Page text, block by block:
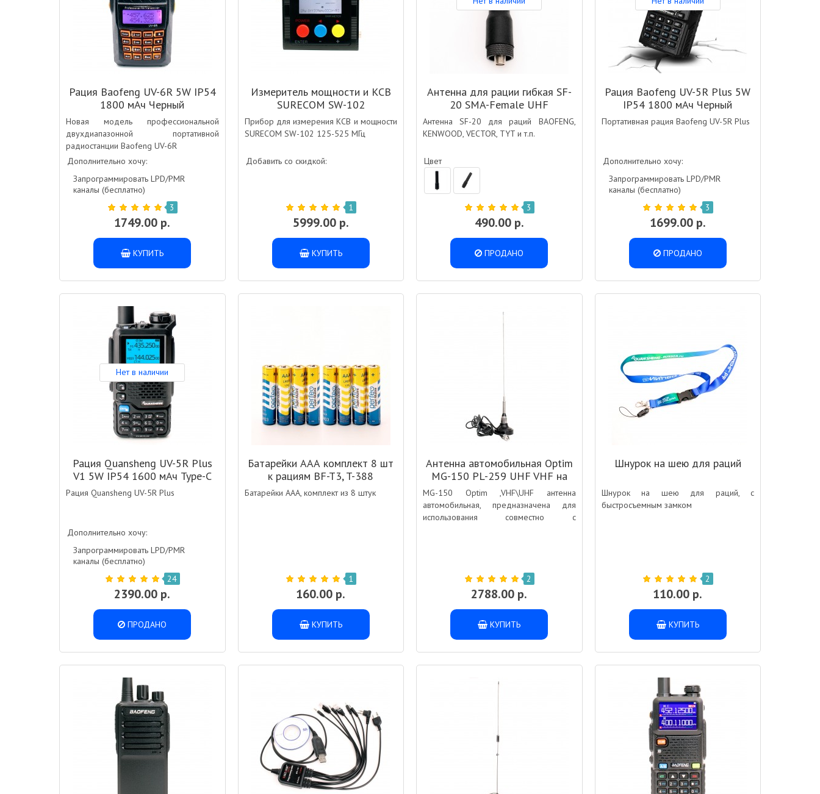
Рация Baofeng UV-6R 5W IP54
1800 мАч Черный
Новая модель профессиональной
двухдиапазонной портативной
радиостанции Baofeng UV-6R
Дополнительно хочу:
Запрограммировать LPD/PMR
каналы (бесплатно)
3
1749.00 р.
КУПИТЬ
Измеритель мощности и КСВ
SURECOM SW-102
Прибор для измерения КСВ и мощности
SURECOM SW-102 125-525 МГц
Добавить со скидкой:
1
5999.00 р.
КУПИТЬ
Антенна для рации гибкая SF-
20 SMA-Female UHF
Антенна SF-20 для раций BAOFENG,
KENWOOD, VECTOR, TYT и т.п.
Цвет
3
490.00 р.
ПРОДАНО
Рация Baofeng UV-5R Plus 5W
IP54 1800 мАч Черный
Портативная рация Baofeng UV-5R Plus
Дополнительно хочу:
Запрограммировать LPD/PMR
каналы (бесплатно)
3
1699.00 р.
ПРОДАНО
Нет в наличии
Рация Quansheng UV-5R Plus
V1 5W IP54 1600 мАч Type-C
Черный
Рация Quansheng UV-5R Plus
Дополнительно хочу:
Запрограммировать LPD/PMR
каналы (бесплатно)
24
2390.00 р.
ПРОДАНО
Батарейки ААА комплект 8 шт
к рациям BF-T3, T-388
Батарейки ААА, комплект из 8 штук
1
160.00 р.
КУПИТЬ
Антенна автомобильная Optim
MG-150 PL-259 UHF VHF на
магнитном основании
MG-150 Optim ,VHF\UHF антенна
автомобильная, предназначена для
использования совместно с
2
2788.00 р.
КУПИТЬ
Шнурок на шею для раций
Шнурок на шею для раций, с
быстросъемным замком
2
110.00 р.
КУПИТЬ